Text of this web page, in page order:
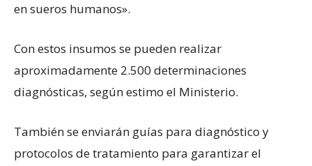
en sueros humanos».
Con estos insumos se pueden realizar
aproximadamente 2.500 determinaciones
diagnósticas, según estimo el Ministerio.
También se enviarán guías para diagnóstico y
protocolos de tratamiento para garantizar el